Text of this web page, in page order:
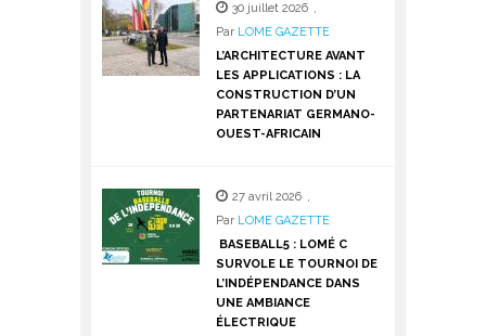
30 juillet 2026 ,
Par LOME GAZETTE
L’ARCHITECTURE AVANT
LES APPLICATIONS : LA
CONSTRUCTION D’UN
PARTENARIAT GERMANO-
OUEST-AFRICAIN
27 avril 2026 ,
Par LOME GAZETTE
BASEBALL5 : LOMÉ C
SURVOLE LE TOURNOI DE
L’INDÉPENDANCE DANS
UNE AMBIANCE
ÉLECTRIQUE